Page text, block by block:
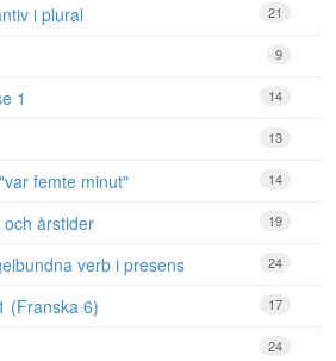
21
i plural
9
14
1
13
14
femte minut"
19
årstider
24
verb i presens
17
(Franska 6)
24